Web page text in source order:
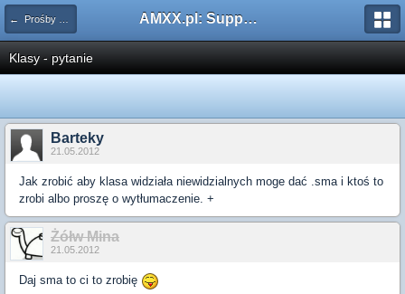
← Prośby o Klasę/Perk AMXX.pl: Support AMX Mod X i SourceMod
Klasy - pytanie
Barteky
21.05.2012
Jak zrobić aby klasa widziała niewidzialnych moge dać .sma i ktoś to
zrobi albo proszę o wytłumaczenie. +
Żółw Mina
21.05.2012
Daj sma to ci to zrobię